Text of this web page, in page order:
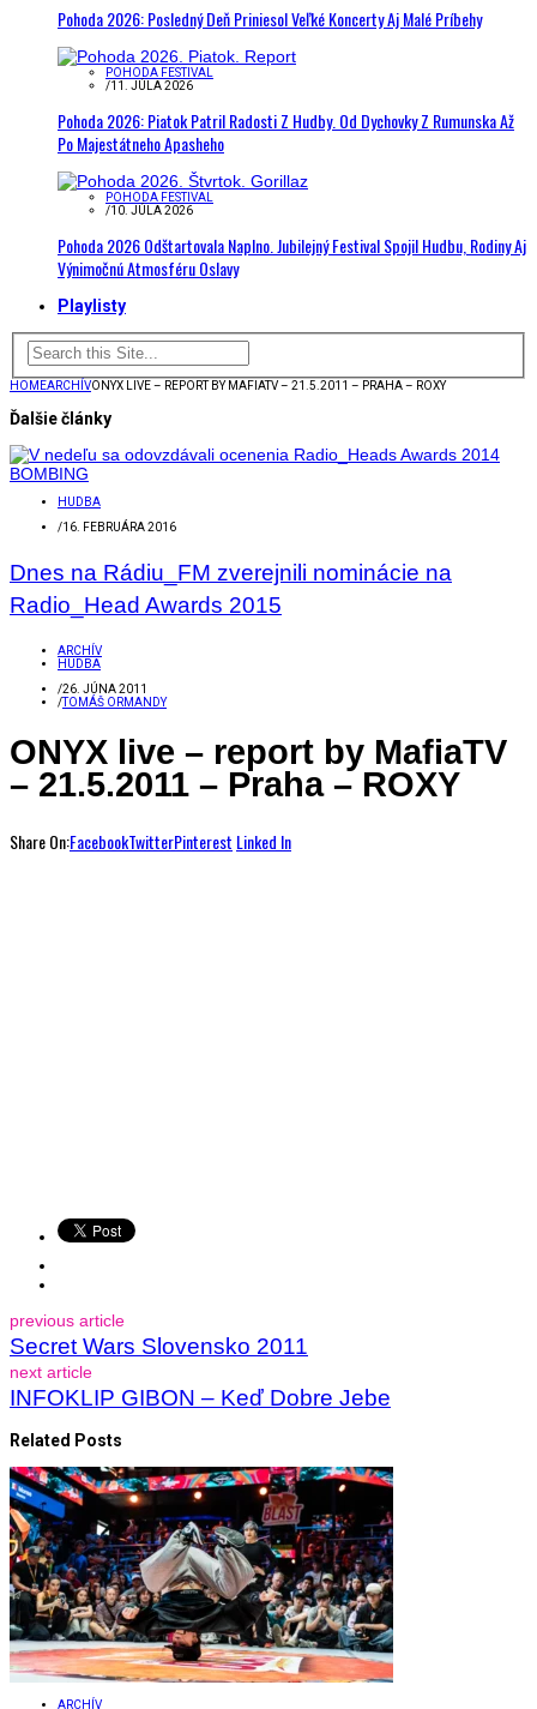
Pohoda 2026: Posledný Deň Priniesol Veľké Koncerty Aj Malé Príbehy
POHODA FESTIVAL
/11. JÚLA 2026
Pohoda 2026: Piatok Patril Radosti Z Hudby. Od Dychovky Z Rumunska Až
Po Majestátneho Apasheho
POHODA FESTIVAL
/10. JÚLA 2026
Pohoda 2026 Odštartovala Naplno. Jubilejný Festival Spojil Hudbu, Rodiny Aj
Výnimočnú Atmosféru Oslavy
Playlisty
HOMEARCHÍVONYX LIVE – REPORT BY MAFIATV – 21.5.2011 – PRAHA – ROXY
Ďalšie články
HUDBA
/16. FEBRUÁRA 2016
Dnes na Rádiu_FM zverejnili nominácie na
Radio_Head Awards 2015
ARCHÍV
HUDBA
/26. JÚNA 2011
/TOMÁŠ ORMANDY
ONYX live – report by MafiaTV
– 21.5.2011 – Praha – ROXY
Share On:FacebookTwitterPinterest Linked In
previous article
Secret Wars Slovensko 2011
next article
INFOKLIP GIBON – Keď Dobre Jebe
Related Posts
ARCHÍV